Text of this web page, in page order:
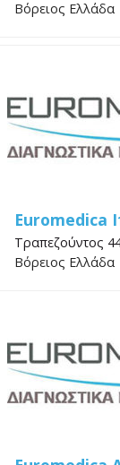
Βόρειος Ελλάδα
Euromedica
Τραπεζούντος
Βόρειος Ελλάδα